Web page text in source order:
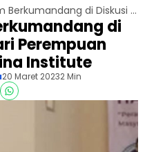
Lantunan Nazm Berkumandang di Diskusi Publik Hari Perempuan Sedunia Fahmina Institute
di
Perempuan
Institute
20 Maret 20232 Min